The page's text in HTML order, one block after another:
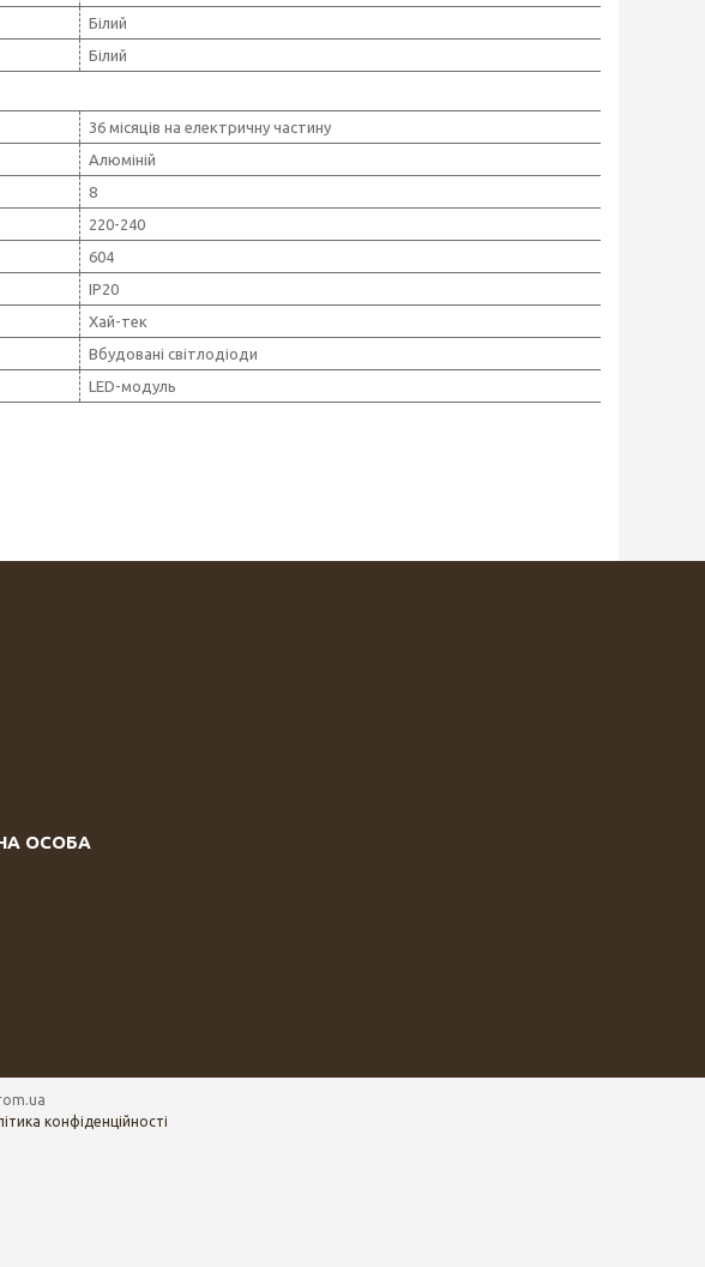
Білий
Білий
36 місяців на електричну частину
Алюміній
8
220-240
604
IP20
Хай-тек
Вбудовані світлодіоди
LED-модуль
конфіденційності